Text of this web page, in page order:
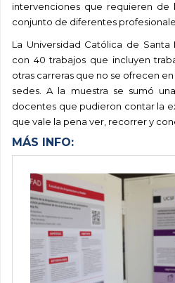
intervenciones que requieren de
conjunto de diferentes
La Universidad Católica de
con 40 trabajos que incluyen
otras carreras que no se ofrecen
sedes. A la muestra se sumó
docentes que pudieron contar la
que vale la pena ver, recorrer y
MÁS INFO: